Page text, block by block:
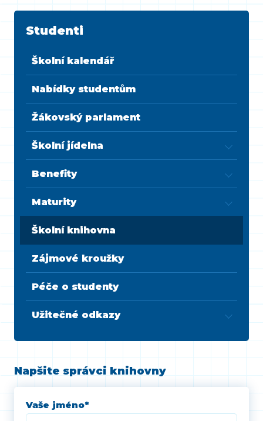
Studenti
Školní kalendář
Nabídky studentům
Žákovský parlament
Školní jídelna
Benefity
Maturity
Školní knihovna
Zájmové kroužky
Péče o studenty
Užitečné odkazy
Napšite správci knihovny
Vaše jméno*